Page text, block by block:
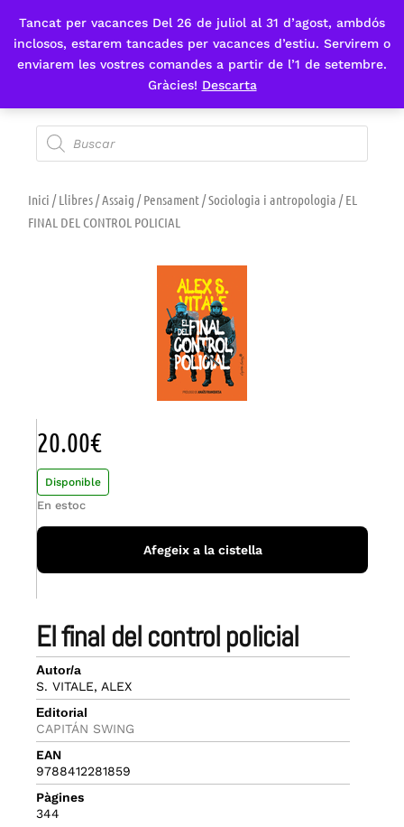
Tancat per vacances Del 26 de juliol al 31 d’agost, ambdós
inclosos, estarem tancades per vacances d’estiu. Servirem o
enviarem les vostres comandes a partir de l’1 de setembre.
Gràcies! Descarta
Fes-te'n sòcia
Inici /Llibres/Assaig /Pensament/Sociologia i antropologia / EL
FINAL DEL CONTROL POLICIAL
el final del control policial
Autor/a
S. VITALE, ALEX
Editorial
CAPITÁN SWING
EAN
9788412281859
Pàgines
344
20.00€
Disponible
En estoc
Afegeix a la cistella